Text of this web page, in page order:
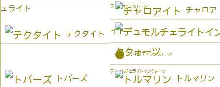
ュライト ティファニーストーン チャロア
イト
テクタイト
デュモルチェライトインクォーツ
● デンドリティッククォーツ
トパーズ トルマリン